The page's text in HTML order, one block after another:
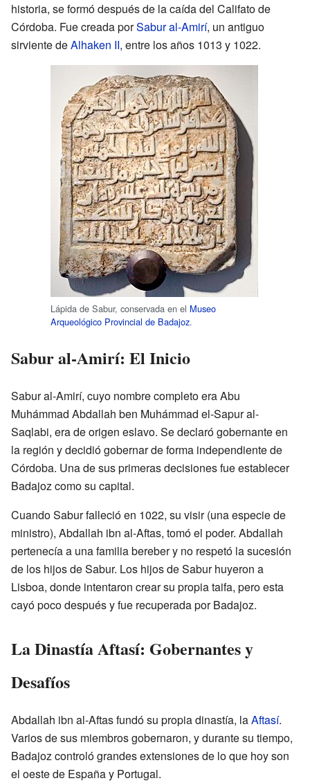
historia, se formó después de la caída del Califato de
Córdoba. Fue creada porSabur al-Amirí, un antiguo
sirviente deAlhaken II, entre los años 1013 y 1022.
Lápida de Sabur, conservada en el Museo
Arqueológico Provincial de Badajoz.
Sabur al-Amirí: El Inicio
Sabur al-Amirí, cuyo nombre completo era Abu
Muhámmad Abdallah ben Muhámmad el-Sapur al-
Saqlabi, era de origen eslavo. Se declaró gobernante en
la región y decidió gobernar de forma independiente de
Córdoba. Una de sus primeras decisiones fue establecer
Badajoz como su capital.
Cuando Sabur falleció en 1022, su visir (una especie de
ministro), Abdallah ibn al-Aftas, tomó el poder. Abdallah
pertenecía a una familia bereber y no respetó la sucesión
de los hijos de Sabur. Los hijos de Sabur huyeron a
Lisboa, donde intentaron crear su propia taifa, pero esta
cayó poco después y fue recuperada por Badajoz.
La Dinastía Aftasí: Gobernantes y
Desafíos
Abdallah ibn al-Aftas fundó su propia dinastía, laAftasí.
Varios de sus miembros gobernaron, y durante su tiempo,
Badajoz controló grandes extensiones de lo que hoy son
el oeste de España y Portugal.